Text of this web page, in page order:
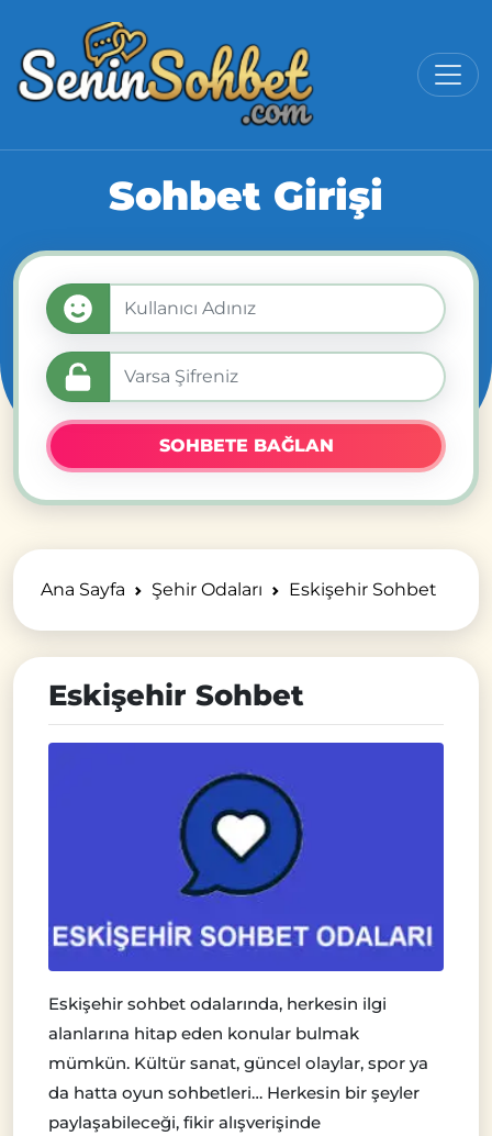
Sohbet Girişi
SOHBETE BAĞLAN
Ana Sayfa Şehir Odaları Eskişehir Sohbet
Eskişehir Sohbet
Eskişehir sohbet odalarında, herkesin ilgi
alanlarına hitap eden konular bulmak
mümkün. Kültür sanat, güncel olaylar, spor ya
da hatta oyun sohbetleri… Herkesin bir şeyler
paylaşabileceği, fikir alışverişinde